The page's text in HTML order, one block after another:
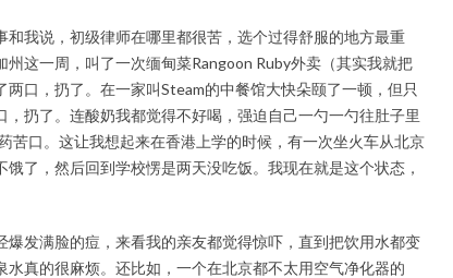
我说，初级律师在哪里都很苦，选个过得舒服的地方最重
这一周，叫了一次缅甸菜Rangoon Ruby外卖（其实我就把
口，扔了。在一家叫Steam的中餐馆大快朵颐了一顿，但只
扔了。连酸奶我都觉得不好喝，强迫自己一勺一勺往肚子里
口。这让我想起来在香港上学的时候，有一次坐火车从北京
了，然后回到学校愣是两天没吃饭。我现在就是这个状态，
发满脸的痘，来看我的亲友都觉得惊吓，直到把饮用水都变
真的很麻烦。还比如，一个在北京都不太用空气净化器的